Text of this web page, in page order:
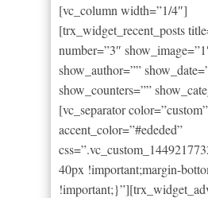
[vc_column width=”1/4″]
[trx_widget_recent_posts
number=”3″
show_author=””
show_counters=””
[vc_separator color=”custom”
accent_color=”#ededed”
40px !important;margin-